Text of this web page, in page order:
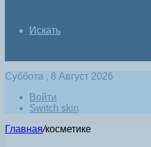
Искать
Суббота , 8 Август 2026
Войти
Switch skin
Главная/косметике